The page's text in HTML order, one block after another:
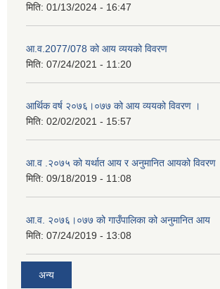
मिति: 01/13/2024 - 16:47
आ.व.2077/078 को आय व्ययको विवरण
मिति: 07/24/2021 - 11:20
आर्थिक वर्ष २०७६।०७७ को आय व्ययको विवरण ।
मिति: 02/02/2021 - 15:57
आ.व .२०७५ को यर्थात आय र अनुमानित आयको विवरण
मिति: 09/18/2019 - 11:08
आ.व. २०७६।०७७ को गाउँपालिका को अनुमानित आय
मिति: 07/24/2019 - 13:08
अन्य